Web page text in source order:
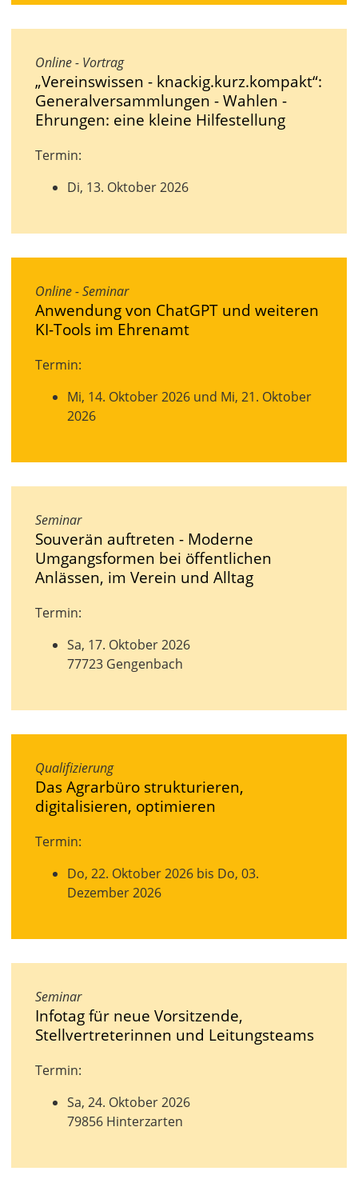
Online - Vortrag
„Vereinswissen - knackig.kurz.kompakt“:
Generalversammlungen - Wahlen -
Ehrungen: eine kleine Hilfestellung
Termin:
Di, 13. Oktober 2026
Online - Seminar
Anwendung von ChatGPT und weiteren
KI-Tools im Ehrenamt
Termin:
Mi, 14. Oktober 2026 und Mi, 21. Oktober
2026
Seminar
Souverän auftreten - Moderne
Umgangsformen bei öffentlichen
Anlässen, im Verein und Alltag
Termin:
Sa, 17. Oktober 2026
77723 Gengenbach
Qualifizierung
Das Agrarbüro strukturieren,
digitalisieren, optimieren
Termin:
Do, 22. Oktober 2026 bis Do, 03.
Dezember 2026
Seminar
Infotag für neue Vorsitzende,
Stellvertreterinnen und Leitungsteams
Termin:
Sa, 24. Oktober 2026
79856 Hinterzarten